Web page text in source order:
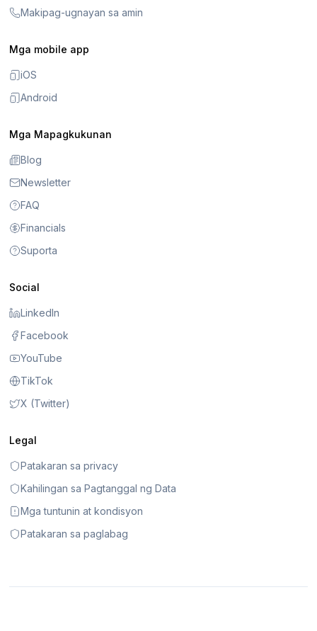
Makipag-ugnayan sa amin
Mga mobile app
iOS
Android
Mga Mapagkukunan
Blog
Newsletter
FAQ
Financials
Suporta
Social
LinkedIn
Facebook
YouTube
TikTok
X (Twitter)
Legal
Patakaran sa privacy
Kahilingan sa Pagtanggal ng Data
Mga tuntunin at kondisyon
Patakaran sa paglabag